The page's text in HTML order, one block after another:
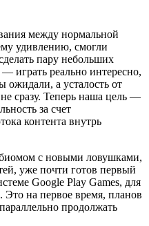
между нормальной
удивлению, смогли
пару небольших
играть реально интересно,
ожидали, а усталость от
сразу. Теперь наша цель —
за счет
контента внутрь
с новыми ловушками,
уже почти готов первый
Google Play Games, для
на первое время, планов
продолжать